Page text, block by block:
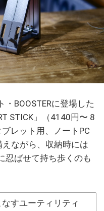
BOOSTERに登場した
STICK」（4140円〜 8
レット用、ノートPC
ながら、収納時には
忍ばせて持ち歩くのも
すユーティリティ